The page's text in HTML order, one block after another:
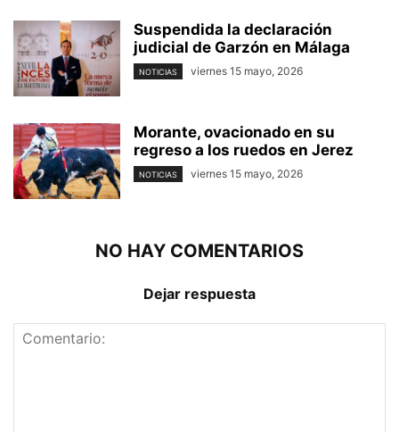
Suspendida la declaración
judicial de Garzón en Málaga
NOTICIAS viernes 15 mayo, 2026
Morante, ovacionado en su
regreso a los ruedos en Jerez
NOTICIAS viernes 15 mayo, 2026
NO HAY COMENTARIOS
Dejar respuesta